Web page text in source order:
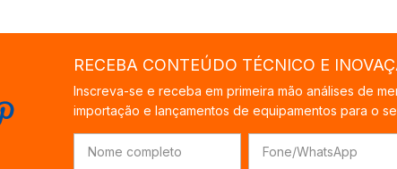
RECEBA CONTEÚDO TÉCNICO E
Inscreva-se e receba em primeira mão análises de
importação e lançamentos de equipamentos para o